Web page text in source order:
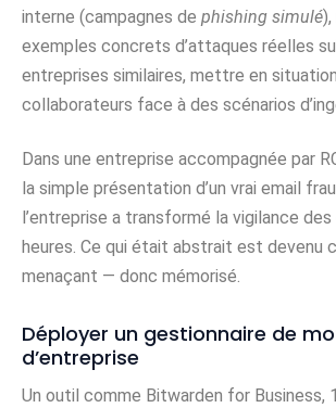
interne (campagnes de phishing simulé
exemples concrets d’attaques réelles
entreprises similaires, mettre en
collaborateurs face à des scénarios
Dans une entreprise accompagnée par
la simple présentation d’un vrai email
l’entreprise a transformé la vigilance
heures. Ce qui était abstrait est devenu
menaçant — donc mémorisé.
Déployer un gestionnaire de
d’entreprise
Un outil comme Bitwarden for Business,